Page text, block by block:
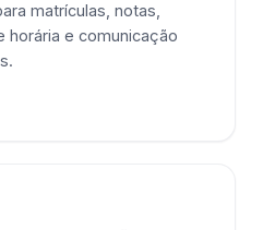
matrículas, notas,
horária e comunicação